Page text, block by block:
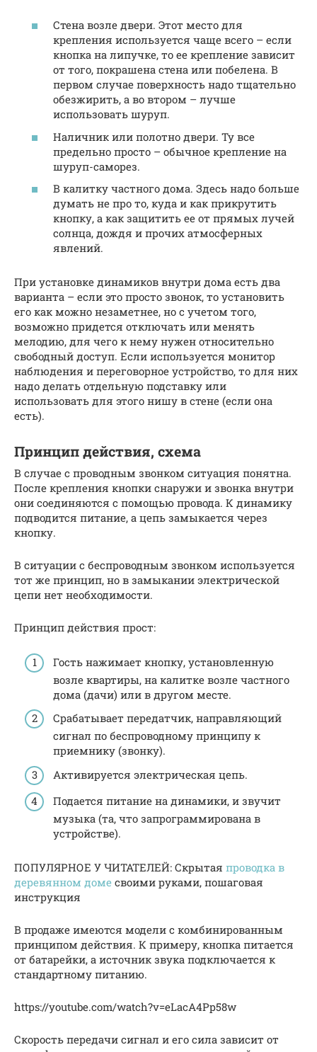
Стена возле двери. Этот место для
крепления используется чаще всего – если
кнопка на липучке, то ее крепление зависит
от того, покрашена стена или побелена. В
первом случае поверхность надо тщательно
обезжирить, а во втором – лучше
использовать шуруп.
Наличник или полотно двери. Ту все
предельно просто – обычное крепление на
шуруп-саморез.
В калитку частного дома. Здесь надо больше
думать не про то, куда и как прикрутить
кнопку, а как защитить ее от прямых лучей
солнца, дождя и прочих атмосферных
явлений.
При установке динамиков внутри дома есть два
варианта – если это просто звонок, то установить
его как можно незаметнее, но с учетом того,
возможно придется отключать или менять
мелодию, для чего к нему нужен относительно
свободный доступ. Если используется монитор
наблюдения и переговорное устройство, то для них
надо делать отдельную подставку или
использовать для этого нишу в стене (если она
есть).
Принцип действия, схема
В случае с проводным звонком ситуация понятна.
После крепления кнопки снаружи и звонка внутри
они соединяются с помощью провода. К динамику
подводится питание, а цепь замыкается через
кнопку.
В ситуации с беспроводным звонком используется
тот же принцип, но в замыкании электрической
цепи нет необходимости.
Принцип действия прост:
Гость нажимает кнопку, установленную
возле квартиры, на калитке возле частного
дома (дачи) или в другом месте.
Срабатывает передатчик, направляющий
сигнал по беспроводному принципу к
приемнику (звонку).
Активируется электрическая цепь.
Подается питание на динамики, и звучит
музыка (та, что запрограммирована в
устройстве).
ПОПУЛЯРНОЕ У ЧИТАТЕЛЕЙ: Скрытая проводка в
деревянном доме своими руками, пошаговая
инструкция
В продаже имеются модели с комбинированным
принципом действия. К примеру, кнопка питается
от батарейки, а источник звука подключается к
стандартному питанию.
https://youtube.com/watch?v=eLacA4Pp58w
Скорость передачи сигнал и его сила зависит от